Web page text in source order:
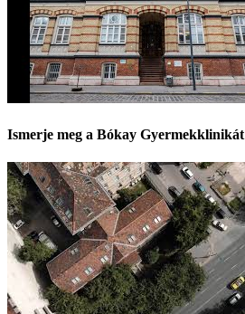
Ismerje meg a Bókay Gyermekklinikát